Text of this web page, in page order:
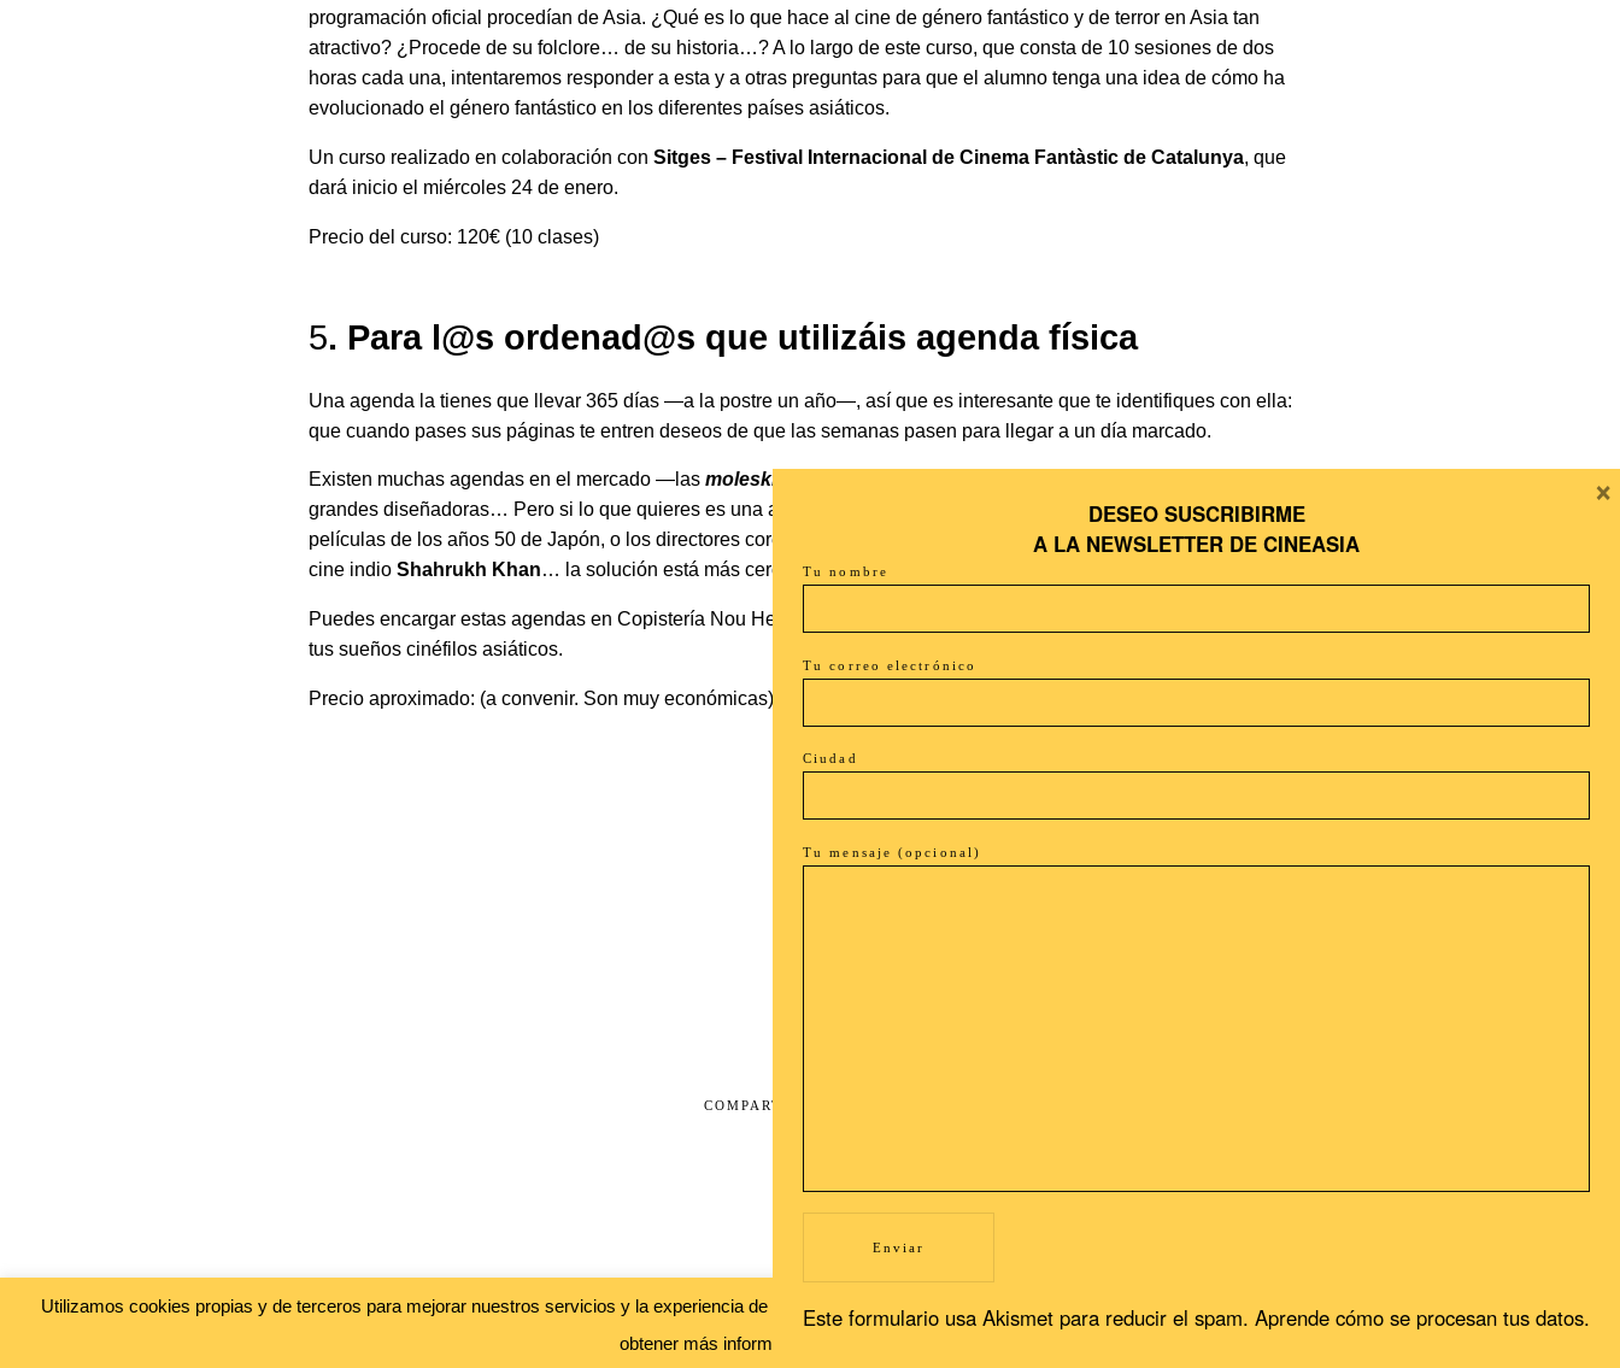
programación oficial procedían de Asia. ¿Qué es lo que hace al cine de género fantástico y de terror en Asia tan
atractivo? ¿Procede de su folclore… de su historia…? A lo largo de este curso, que consta de 10 sesiones de dos
horas cada una, intentaremos responder a esta y a otras preguntas para que el alumno tenga una idea de cómo ha
evolucionado el género fantástico en los diferentes países asiáticos.
Un curso realizado en colaboración conSitges – Festival Internacional de Cinema Fantàstic de Catalunya, que
dará inicio el miércoles 24 de enero.
Precio del curso: 120€ (10 clases)
5. Para l@s ordenad@s que utilizáis agenda física
Una agenda la tienes que llevar 365 días —a la postre un año—, así que es interesante que te identifiques con ella:
que cuando pases sus páginas te entren deseos de que las semanas pasen para llegar a un día marcado.
Existen muchas agendas en el mercado —lasmoleskine
grandes diseñadoras… Pero si lo que quieres es una agenda para ti: que te gustan los doramas, te entusiasman las
películas de los años 50 de Japón, o los directores coreanos
Bong Joon-ho, o la estrella del
cine indioShahrukh Khan… la solución está más cerca de lo que parece.
Puedes encargar estas agendas en Copistería Nou Hebron (c/ Arquitecte Moragas, Nº 26). Llama y pide la agenda de
tus sueños cinéfilos asiáticos.
Precio aproximado: (a convenir. Son muy económicas)
COMPARTIR LA ENTRADA
SUSCRÍBETE A NUESTRA
Newsletter
Utilizamos cookies propias y de terceros para mejorar nuestros servicios y la experiencia de usuario. Si continuas navegando, consideramos que acepta su uso. Puedes cambiar la configuración u
obtener más información.
DESEO SUSCRIBIRME
A LA NEWSLETTER DE CINEASIA
Tu nombre
Tu correo electrónico
Ciudad
Tu mensaje (opcional)
Este formulario usa Akismet para reducir el spam. Aprende cómo se procesan tus datos.
×